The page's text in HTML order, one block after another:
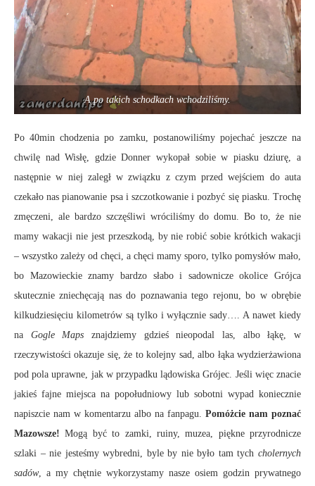
A po takich schodkach wchodziliśmy.
Po 40min chodzenia po zamku, postanowiliśmy pojechać jeszcze na
chwilę nad Wisłę, gdzie Donner wykopał sobie w piasku dziurę, a
następnie w niej zaległ w związku z czym przed wejściem do auta
czekało nas pianowanie psa i szczotkowanie i pozbyć się piasku. Trochę
zmęczeni, ale bardzo szczęśliwi wróciliśmy do domu. Bo to, że nie
mamy wakacji nie jest przeszkodą, by nie robić sobie krótkich wakacji
– wszystko zależy od chęci, a chęci mamy sporo, tylko pomysłów mało,
bo Mazowieckie znamy bardzo słabo i sadownicze okolice Grójca
skutecznie zniechęcają nas do poznawania tego rejonu, bo w obrębie
kilkudziesięciu kilometrów są tylko i wyłącznie sady…. A nawet kiedy
na Gogle Maps znajdziemy gdzieś nieopodal las, albo łąkę, w
rzeczywistości okazuje się, że to kolejny sad, albo łąka wydzierżawiona
pod pola uprawne, jak w przypadku lądowiska Grójec. Jeśli więc znacie
jakieś fajne miejsca na popołudniowy lub sobotni wypad koniecznie
napiszcie nam w komentarzu albo na fanpagu. Pomóżcie nam poznać
Mazowsze! Mogą być to zamki, ruiny, muzea, piękne przyrodnicze
szlaki – nie jesteśmy wybredni, byle by nie było tam tych cholernych
sadów, a my chętnie wykorzystamy nasze osiem godzin prywatnego